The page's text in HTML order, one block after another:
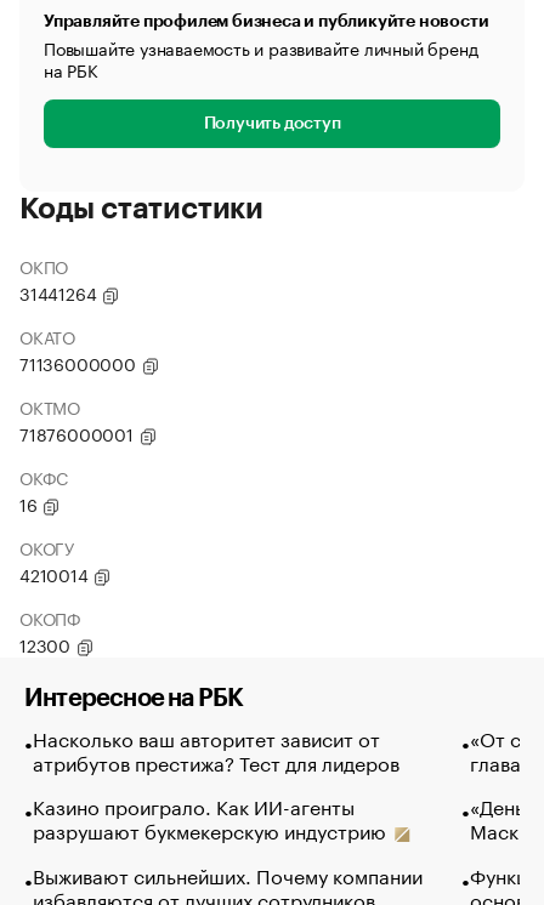
Управляйте профилем бизнеса и публикуйте новости
Повышайте узнаваемость и развивайте личный бренд
на РБК
Получить доступ
Коды статистики
ОКПО
31441264
ОКАТО
71136000000
ОКТМО
71876000001
ОКФС
16
ОКОГУ
4210014
ОКОПФ
12300
Интересное на РБК
Насколько ваш авторитет зависит от
атрибутов престижа? Тест для лидеров
Казино проиграло. Как ИИ-агенты
разрушают букмекерскую индустрию
Выживают сильнейших. Почему компании
избавляются от лучших сотрудников
«От
глава
Маск в
основ